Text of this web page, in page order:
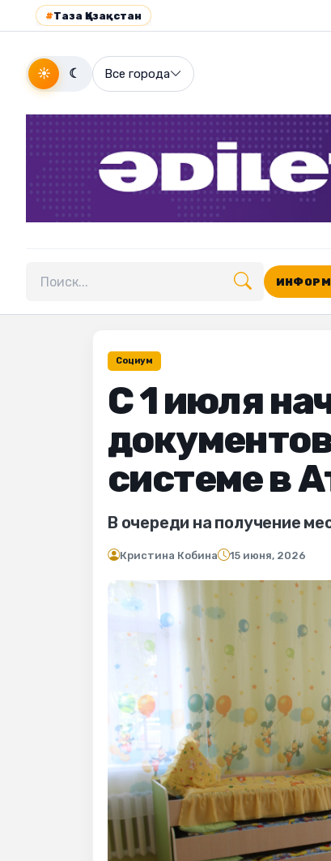
#Таза Қазақстан
☀ ☾ Все города
Поиск по сайту
Социум
С 1 июля
системе в
В очереди на получение
Кристина Кобина 15 июня, 2026